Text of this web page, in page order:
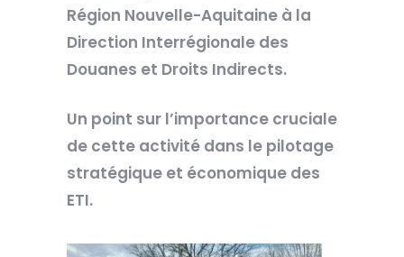
Région Nouvelle-Aquitaine à la
Direction Interrégionale des
Douanes et Droits Indirects.
Un point sur l’importance cruciale
de cette activité dans le pilotage
stratégique et économique des
ETI.